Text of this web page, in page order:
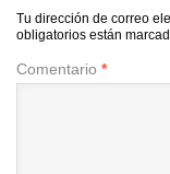
Tu dirección de correo
obligatorios están
Comentario *